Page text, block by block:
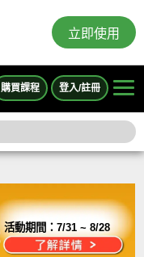
立即使用
購買課程 登入/註冊
活動期間：7/31 ~ 8/28